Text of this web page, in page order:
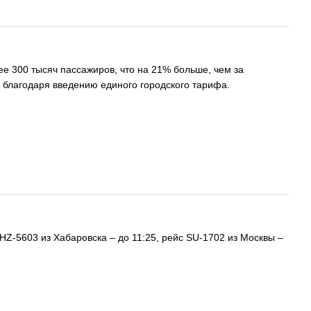
300 тысяч пассажиров, что на 21% больше, чем за
введению единого городского тарифа.
5603 из Хабаровска – до 11:25, рейс SU-1702 из Москвы –